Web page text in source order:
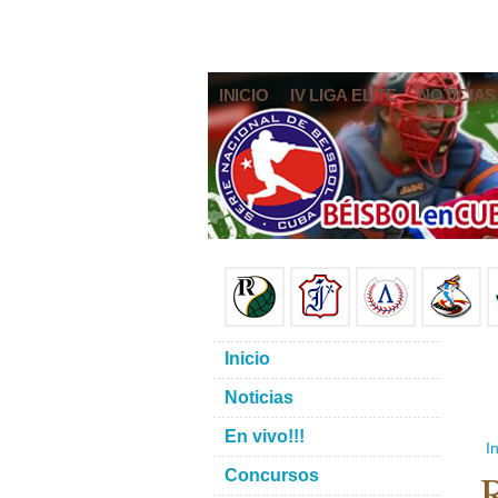
INICIO IV LIGA ELITE NOTICIAS
Inicio
Noticias
En vivo!!!
Concursos